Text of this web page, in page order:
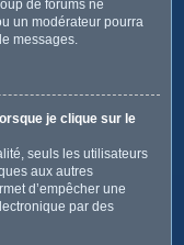
de forums ne
un modérateur pourra
messages.
je clique sur le
seuls les utilisateurs
aux autres
d’empêcher une
par des